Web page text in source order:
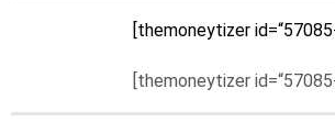
[themoneytizer
[themoneytizer